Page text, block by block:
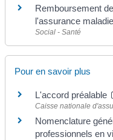
Remboursement
l'assurance maladie
Social - Santé
Pour en savoir plus
L'accord préalable
Caisse nationale
Nomenclature
professionnels en